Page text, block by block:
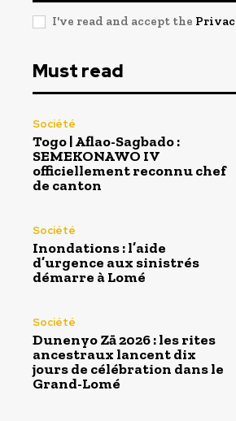
I've read and accept the
Must read
Société
Togo | Aflao-Sagbado :
SEMEKONAWO IV
officiellement reconnu chef
de canton
Société
Inondations : l’aide
d’urgence aux sinistrés
démarre à Lomé
Société
Dunenyo Zā 2026 : les rites
ancestraux lancent dix
jours de célébration dans le
Grand-Lomé